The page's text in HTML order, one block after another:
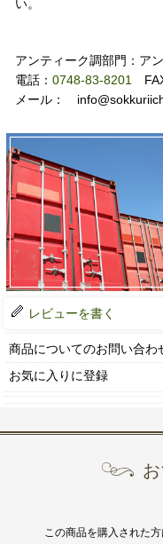
い。
アンティーク調部門：ア
電話： 0748-83-8201
メール：
レビューを書く
商品についてのお問い合わ
お気に入りに登録
この商品を購入された